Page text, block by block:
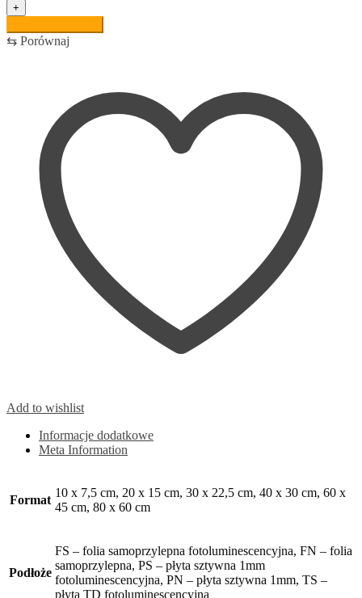
+
⇆ Porównaj
Add to wishlist
Informacje dodatkowe
Meta Information
Format
10 x 7,5 cm, 20 x 15 cm, 30 x 22,5 cm, 40 x 30 cm, 60 x
45 cm, 80 x 60 cm
Podłoże
FS – folia samoprzylepna fotoluminescencyjna, FN – folia
samoprzylepna, PS – płyta sztywna 1mm
fotoluminescencyjna, PN – płyta sztywna 1mm, TS –
płyta TD fotoluminescencyjna